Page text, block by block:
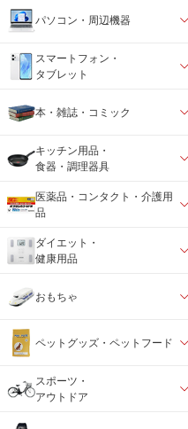
パソコン・周辺機器
スマートフォン・
タブレット
本・雑誌・コミック
キッチン用品・
食器・調理器具
医薬品・コンタクト・介護用
品
ダイエット・
健康用品
おもちゃ
ペットグッズ・ペットフード
スポーツ・
アウトドア